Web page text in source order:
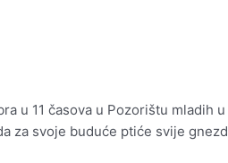
u 11 časova u Pozorištu
za svoje buduće ptiće svije